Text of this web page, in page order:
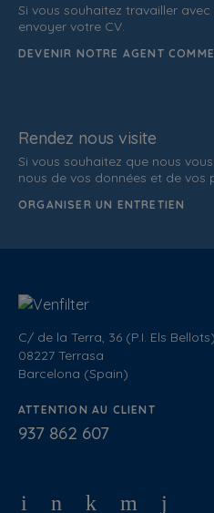
C/ de la Terra, 36 (P.I. Els Bellots)
08227 Terrasa
Barcelona (Spain)
ATTENTION AU CLIENT
937 862 607
Si vous souhaitez travailler
envoyer votre CV.
DEVENIR NOTRE AGENT
Rendez nous visite
Si vous souhaitez que nous
nous de vos données et de vos
ORGANISER UN ENTRETIEN